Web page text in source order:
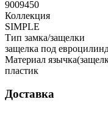
9009450
Коллекция
SIMPLE
Тип замка/защелки
защелка под
Материал
пластик
Доставка